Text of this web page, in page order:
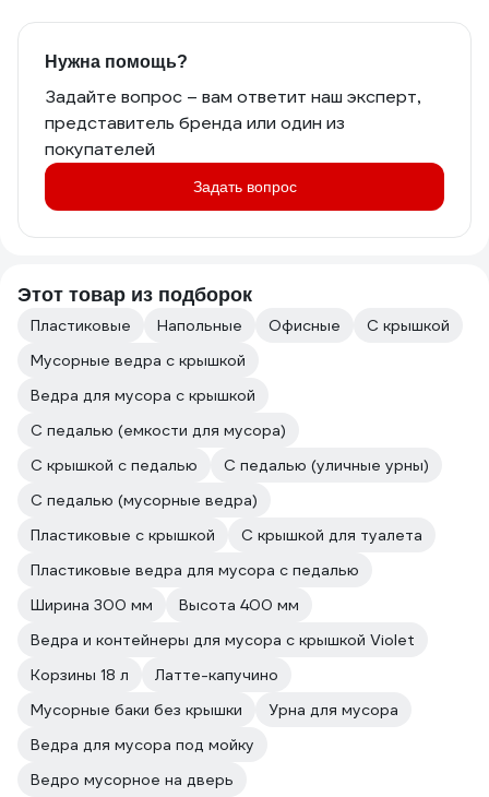
Нужна помощь?
Задайте вопрос – вам ответит наш эксперт,
представитель бренда или один из
покупателей
Задать вопрос
Этот товар из подборок
Пластиковые Напольные Офисные
С крышкой
Мусорные ведра с крышкой
Ведра для мусора с крышкой
С педалью (емкости для мусора)
С крышкой с педалью
С педалью (уличные урны)
С педалью (мусорные ведра)
Пластиковые с крышкой
С крышкой для туалета
Пластиковые ведра для мусора с педалью
Ширина 300 мм
Высота 400 мм
Ведра и контейнеры для мусора с крышкой Violet
Корзины 18 л
Латте-капучино
Мусорные баки без крышки
Урна для мусора
Ведра для мусора под мойку
Ведро мусорное на дверь